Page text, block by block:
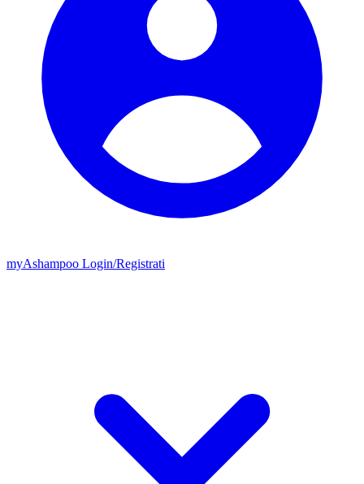
myAshampoo Login/Registrati